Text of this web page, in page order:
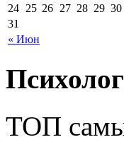
« Июн
24 25 26 27 28 29 30
31
ТОП